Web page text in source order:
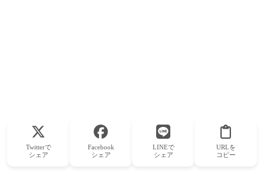
Twitterで
シェア
Facebook
シェア
LINEで
シェア
URLを
コピー